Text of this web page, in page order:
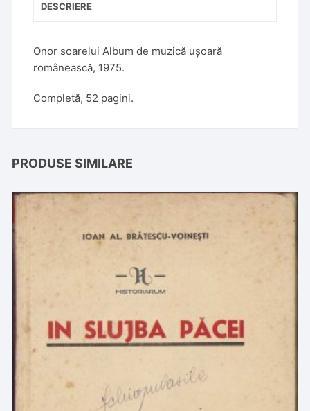
DESCRIERE
Onor soarelui Album de muzică ușoară
românească, 1975.
Completă, 52 pagini.
PRODUSE SIMILARE